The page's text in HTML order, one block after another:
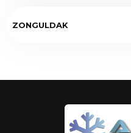
ZONGULDAK